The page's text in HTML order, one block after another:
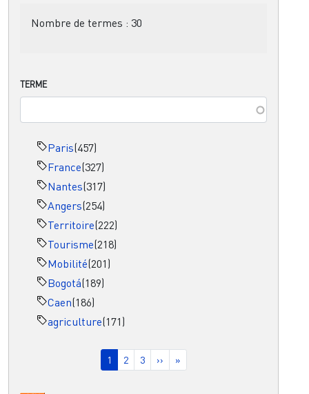
Nombre de termes : 30
TERME
Paris(457)
France(327)
Nantes(317)
Angers(254)
Territoire(222)
Tourisme(218)
Mobilité(201)
Bogotá(189)
Caen(186)
agriculture(171)
Page courante
1 Page
2 Page
3 Page suivante
›› Dernière page
»